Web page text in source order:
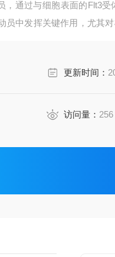
，通过与细胞表面的Flt3
员中发挥关键作用，尤其
更新时间：
访问量： 256